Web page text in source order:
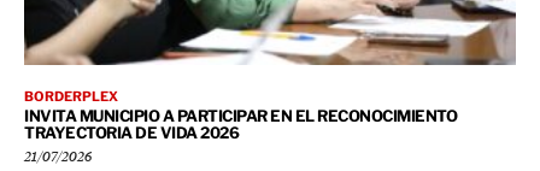
BORDERPLEX
INVITA MUNICIPIO A PARTICIPAR EN EL RECONOCIMIENTO
TRAYECTORIA DE VIDA 2026
21/07/2026